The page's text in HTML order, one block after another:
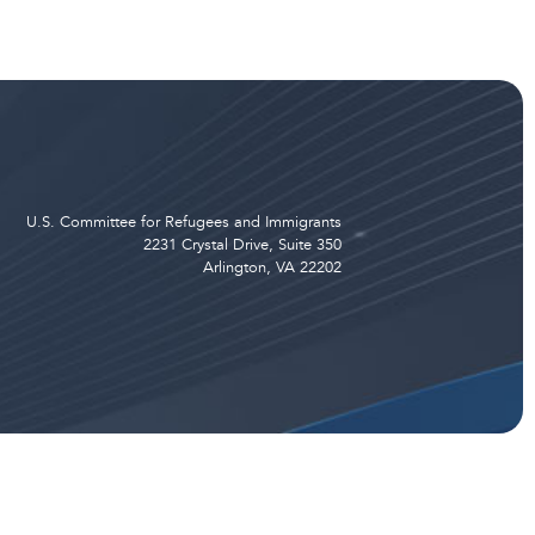
U.S. Committee for Refugees and Immigrants
2231 Crystal Drive, Suite 350
Arlington, VA 22202